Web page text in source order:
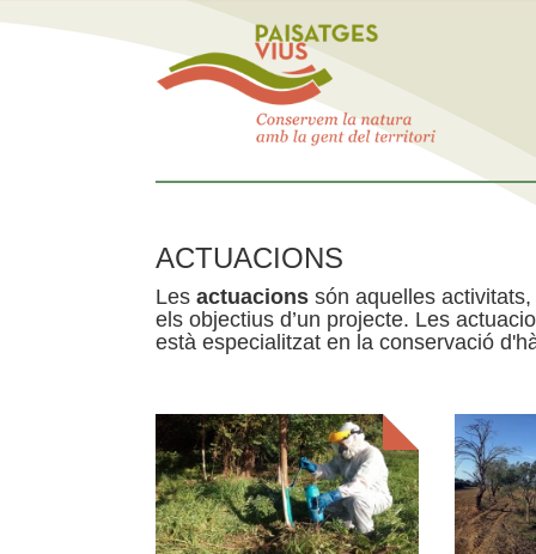
ACTUACIONS
Les actuacions són aquelles
els objectius d’un projecte. Les
està especialitzat en la conservació